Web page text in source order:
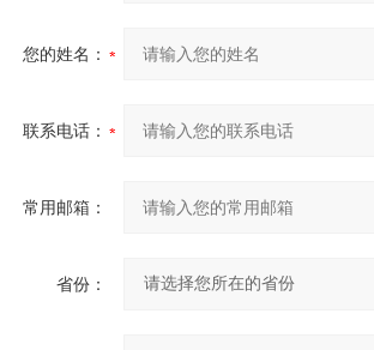
您的姓名：
联系电话：
常用邮箱：
省份：